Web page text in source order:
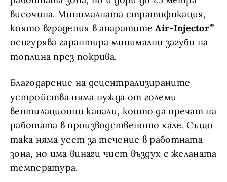
височина. Минималната стратификация,
която вградения в апаратитеAir-Injector
осигурява гарантира минимални загуби на
топлина през покрива.
Благодарение на децентрализираните
устройства няма нужда от големи
вентилационни канали, които да пречат на
работата в производственото хале. Също
така няма усет за течение в работната
зона, но има винаги чист въздух с желаната
температура.